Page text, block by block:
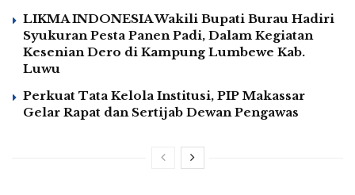
LIKMA INDONESIA Wakili Bupati Burau Hadiri
Syukuran Pesta Panen Padi, Dalam Kegiatan
Kesenian Dero di Kampung Lumbewe Kab.
Luwu
Perkuat Tata Kelola Institusi, PIP Makassar
Gelar Rapat dan Sertijab Dewan Pengawas